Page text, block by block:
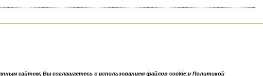
сайтом, Вы соглашаетесь с использованием файлов cookie и Политикой